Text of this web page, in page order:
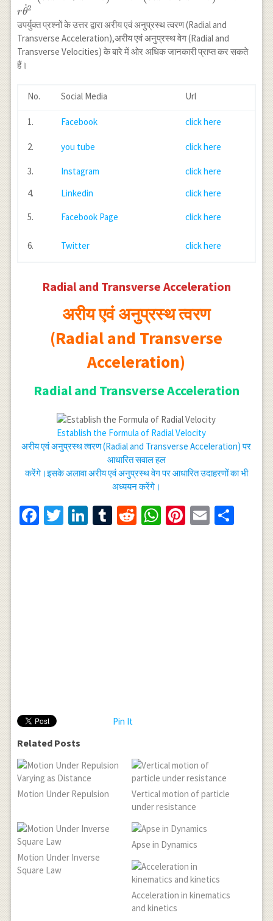
\dot{\theta}
\theta-r \dot{\theta}
\cos \theta-r
\ddot{\theta}\sin
\theta) \cos
\theta+\left(\ddot{r}
\dot{\theta} \cos
\theta-r \dot{\theta}^2
\sin \theta+r
\ddot{\theta} \cos
\theta\right) \sin \theta
\\ =\ddot{r}\left(\cos
^2 \theta+\sin ^2
\theta\right)-r
\dot{\theta}^2\left(\cos
\right) \ =\ddot{r}-r
rθ
˙2
उपर्युक्त प्रश्नों के उत्तर द्वारा अरीय एवं अनुप्रस्थ त्वरण (Radial and
Transverse Acceleration),अरीय एवं अनुप्रस्थ वेग (Radial and
Transverse Velocities) के बारे में ओर अधिक जानकारी प्राप्त कर सकते
हैं।
No. Social Media Url
1. Facebook click here
2. you tube click here
3. Instagram
click here
4.
Linkedin click here
5. Facebook Page click here
6. Twitter click here
Radial and Transverse Acceleration
अरीय एवं अनुप्रस्थ त्वरण
(Radial and Transverse
Acceleration)
Radial and Transverse Acceleration
Establish the Formula of Radial Velocity
अरीय एवं अनुप्रस्थ त्वरण (Radial and Transverse Acceleration) पर
आधारित सवाल हल
करेंगे।इसके अलावा अरीय एवं अनुप्रस्थ वेग पर आधारित उदाहरणों का भी
अध्ययन करेंगे।
Facebook
Twitter
LinkedIn
Tumblr
RedditWhatsApp
Pinterest
Email
Pin It
Related Posts
Motion Under Repulsion
Vertical motion of particle
under resistance
Motion Under Inverse
Square Law
Apse in Dynamics
Acceleration in kinematics
and kinetics